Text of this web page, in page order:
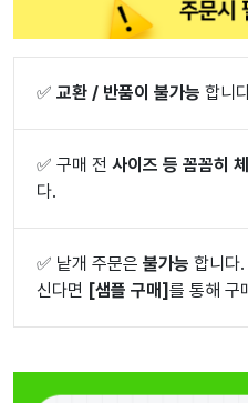
✅ 교환 / 반품이 불가능 합니
✅ 구매 전 사이즈 등 꼼꼼히
다.
✅ 낱개 주문은 불가능 합니다
신다면 [샘플 구매]를 통해 구